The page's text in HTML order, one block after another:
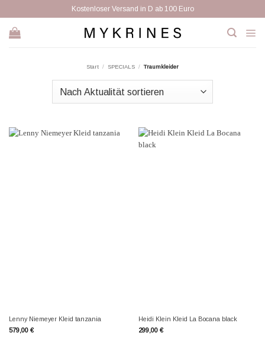
Inhalt
springen
Kostenloser Versand in D ab 100 Euro
Start / SPECIALS / Traumkleider
Lenny Niemeyer Kleid tanzania
579,00 €
Heidi Klein Kleid La Bocana black
299,00 €